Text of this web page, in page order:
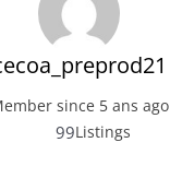
since 5 ans ago
99Listings